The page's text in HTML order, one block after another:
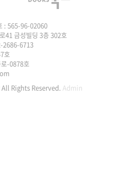
: 565-96-02060
41 금성빌딩 3층 302호
2686-6713
호
-0878호
Rights Reserved. Admin